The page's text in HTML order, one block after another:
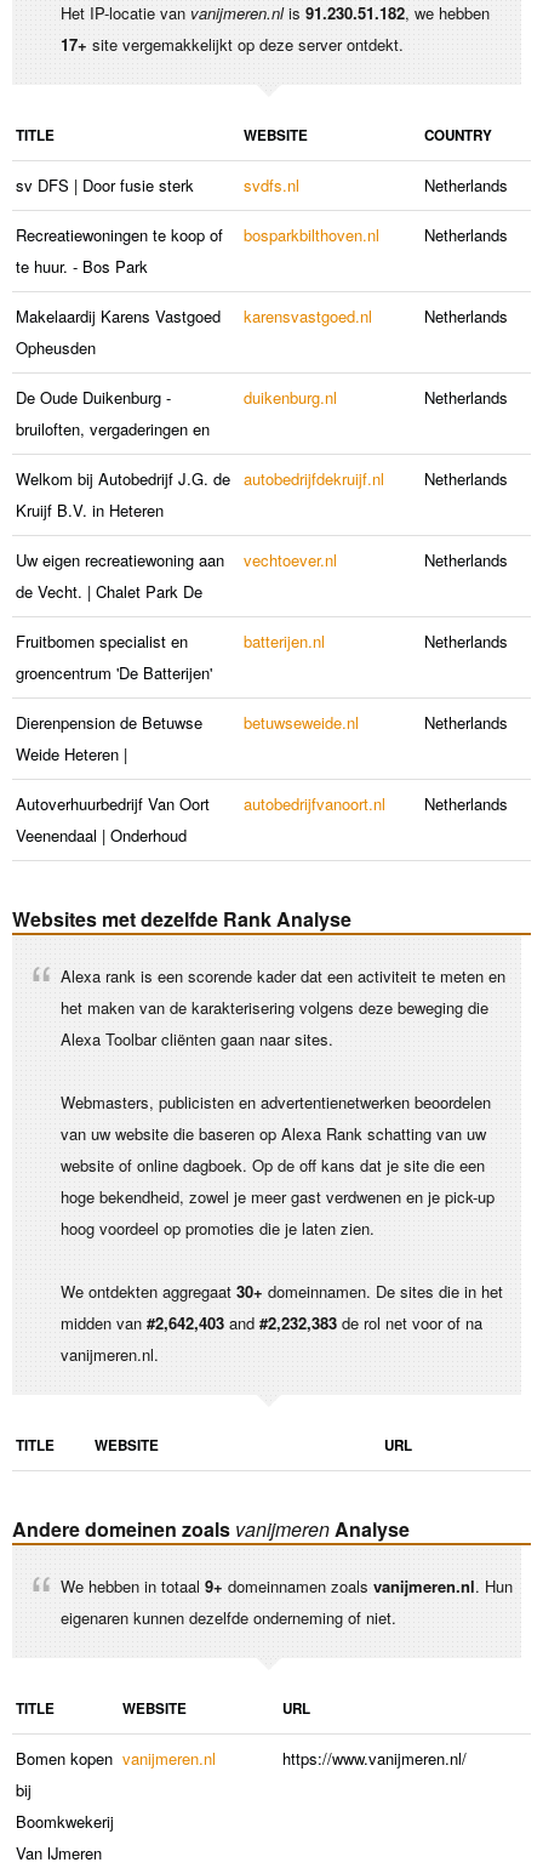
Het IP-locatie van vanijmeren.nlis 91.230.51.182, we hebben
17+ site vergemakkelijkt op deze server ontdekt.
TITLE WEBSITE COUNTRY
sv DFS | Door fusie sterk svdfs.nl Netherlands
Recreatiewoningen te koop of
te huur. - Bos Park
bosparkbilthoven.nl Netherlands
Makelaardij Karens Vastgoed
Opheusden
karensvastgoed.nl Netherlands
De Oude Duikenburg -
bruiloften, vergaderingen en
duikenburg.nl Netherlands
Welkom bij Autobedrijf J.G. de
Kruijf B.V. in Heteren
autobedrijfdekruijf.nl Netherlands
Uw eigen recreatiewoning aan
de Vecht. | Chalet Park De
vechtoever.nl Netherlands
Fruitbomen specialist en
groencentrum 'De Batterijen'
batterijen.nl Netherlands
Dierenpension de Betuwse
Weide Heteren |
betuwseweide.nl Netherlands
Autoverhuurbedrijf Van Oort
Veenendaal | Onderhoud
autobedrijfvanoort.nl Netherlands
Websites met dezelfde Rank Analyse
Alexa rank is een scorende kader dat een activiteit te meten en
het maken van de karakterisering volgens deze beweging die
Alexa Toolbar cliënten gaan naar sites.
Webmasters, publicisten en advertentienetwerken beoordelen
van uw website die baseren op Alexa Rank schatting van uw
website of online dagboek. Op de off kans dat je site die een
hoge bekendheid, zowel je meer gast verdwenen en je pick-up
hoog voordeel op promoties die je laten zien.
We ontdekten aggregaat 30+ domeinnamen. De sites die in het
midden van #2,642,403 and #2,232,383 de rol net voor of na
vanijmeren.nl.
TITLE WEBSITE URL
Andere domeinen zoals vanijmerenAnalyse
We hebben in totaal 9+ domeinnamen zoals vanijmeren.nl. Hun
eigenaren kunnen dezelfde onderneming of niet.
TITLE WEBSITE URL
Bomen kopen
bij
Boomkwekerij
Van IJmeren
vanijmeren.nl https://www.vanijmeren.nl/